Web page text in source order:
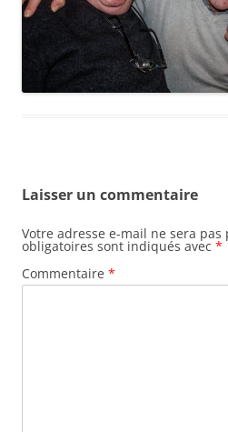
Laisser un commentaire
Votre adresse e-mail ne sera pas
obligatoires sont indiqués avec *
Commentaire *